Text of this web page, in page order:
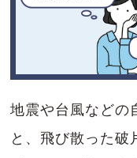
地震や台風などの
と、飛び散った破